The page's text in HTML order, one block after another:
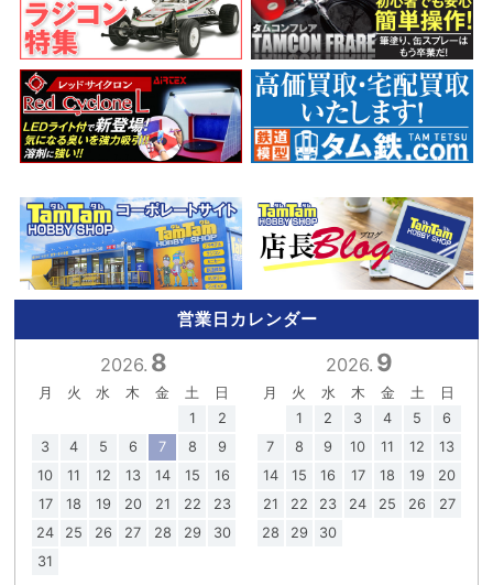
営業日カレンダー
2026. 8
月 火 水 木 金 土
日
1
2
3
4 5 6 7 8
9
10
11 12 13 14 15
16
17
18 19 20 21 22
23
24
25 26 27 28 29
30
31
2026. 9
月 火 水 木 金 土
日
1
2 3 4 5
6
7
8 9 10 11 12
13
14
15 16 17 18 19
20
21
22 23 24 25 26
27
28
29 30